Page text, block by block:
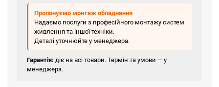
Пропонуємо монтаж обладнання
Надаємо послуги з професійного монтажу систем
живлення та іншої техніки.
Деталі уточнюйте у менеджера.
Гарантія: діє на всі товари. Термін та умови — у
менеджера.